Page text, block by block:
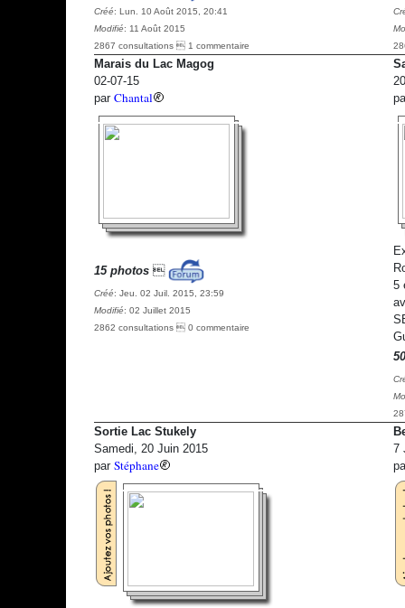
Créé: Lun. 10 Août 2015, 20:41
Modifié: 11 Août 2015
2867 consultations  1 commentaire
Marais du Lac Magog
02-07-15
par Chantal
15 photos
Créé: Jeu. 02 Juil. 2015, 23:59
Modifié: 02 Juillet 2015
2862 consultations  0 commentaire
5
Sortie Lac Stukely
Samedi, 20 Juin 2015
par Stéphane
7